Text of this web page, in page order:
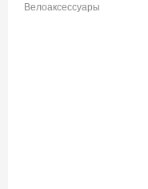
Велоаксессуары